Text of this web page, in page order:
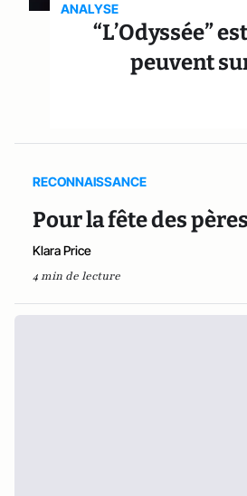
ANALYSE
“L’Odyssée”
peuvent
RECONNAISSANCE
Pour la fête des
Klara Price
4 min de lecture